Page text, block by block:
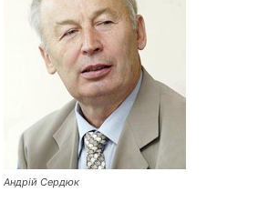
Андрій Сердюк